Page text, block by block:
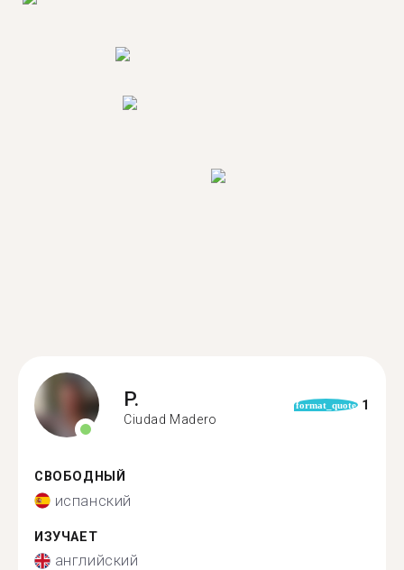
P.
Ciudad Madero
format_quote 1
СВОБОДНЫЙ
испанский
ИЗУЧАЕТ
английский